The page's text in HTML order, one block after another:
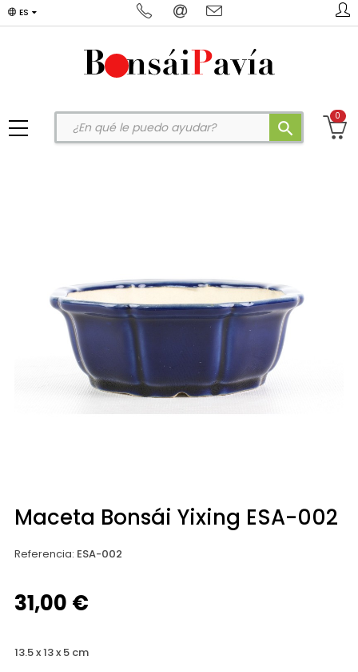
ES
search
0
Maceta Bonsái Yixing ESA-002
Referencia: ESA-002
31,00 €
13.5 x 13 x 5 cm